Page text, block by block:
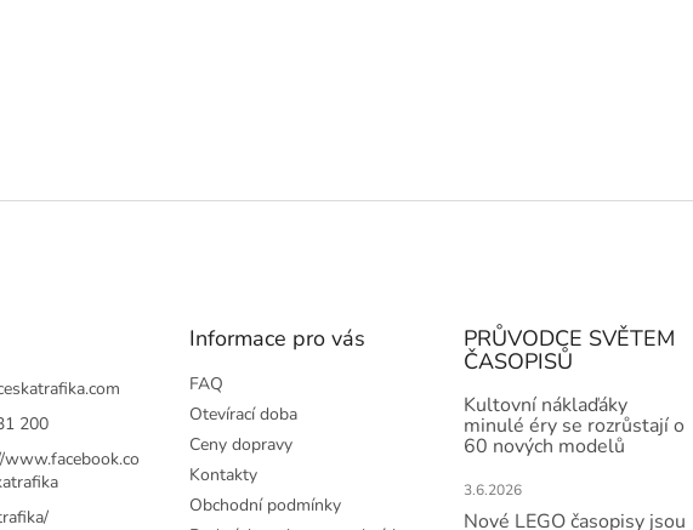
200
Informace pro vás
FAQ
Otevírací doba
Ceny dopravy
Kontakty
Obchodní podmínky
PRŮVODCE SVĚTEM
ČASOPISŮ
Kultovní náklaďáky
minulé éry se rozrůstají o
60 nových modelů
3.6.2026
Nové LEGO časopisy jsou